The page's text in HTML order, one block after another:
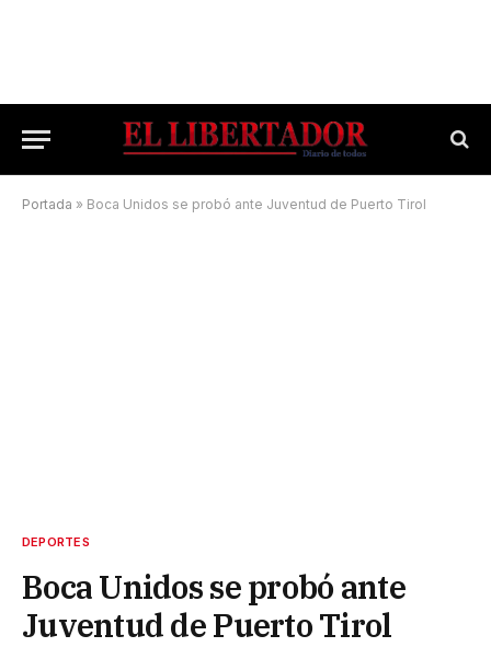
Portada » Boca Unidos se probó ante Juventud de Puerto Tirol
DEPORTES
Boca Unidos se probó ante
Juventud de Puerto Tirol